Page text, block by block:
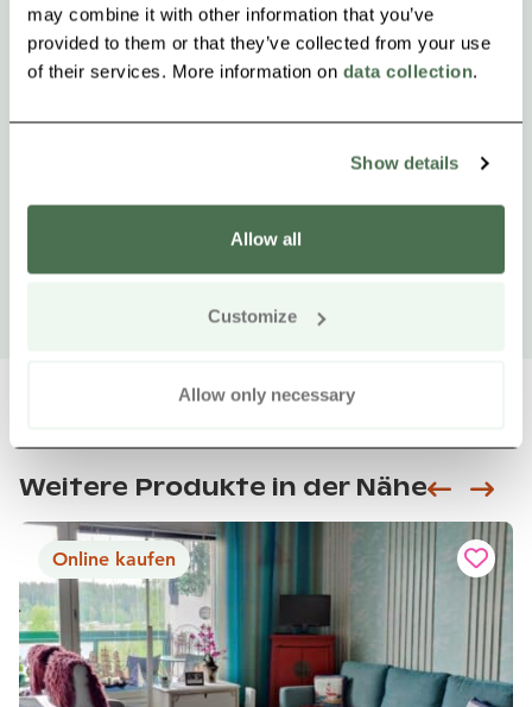
may combine it with other information that you’ve
provided to them or that they’ve collected from your use
of their services. More information on data collection.
Show details
Allow all
Customize
Allow only necessary
Weitere Produkte in der Nähe
Online kaufen
Siirry